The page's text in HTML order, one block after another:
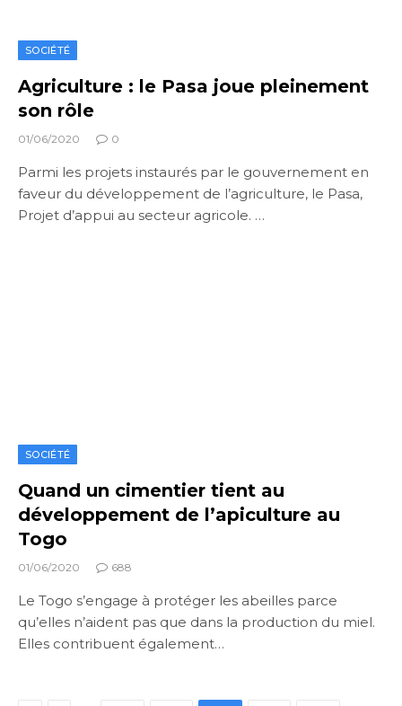
SOCIÉTÉ
Agriculture : le Pasa joue pleinement
son rôle
01/06/2020 0
Parmi les projets instaurés par le gouvernement en
faveur du développement de l’agriculture, le Pasa,
Projet d’appui au secteur agricole. …
SOCIÉTÉ
Quand un cimentier tient au
développement de l’apiculture au
Togo
01/06/2020 688
Le Togo s’engage à protéger les abeilles parce
qu’elles n’aident pas que dans la production du miel.
Elles contribuent également…